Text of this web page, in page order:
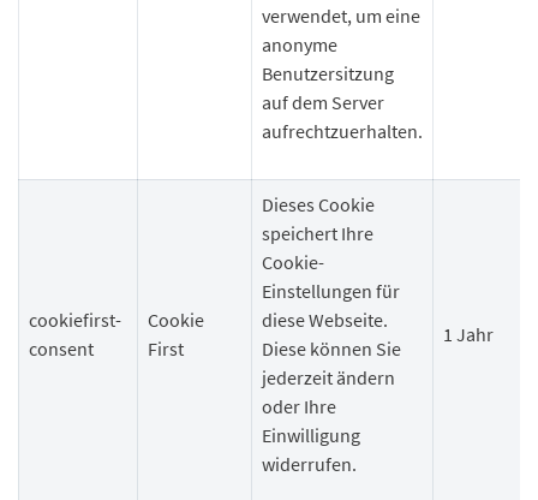
verwendet, um eine
anonyme
Benutzersitzung
auf dem Server
aufrechtzuerhalten.
cookiefirst-
consent
Cookie
First
Dieses Cookie
speichert Ihre
Cookie-
Einstellungen für
diese Webseite.
Diese können Sie
jederzeit ändern
oder Ihre
Einwilligung
widerrufen.
1 Jahr